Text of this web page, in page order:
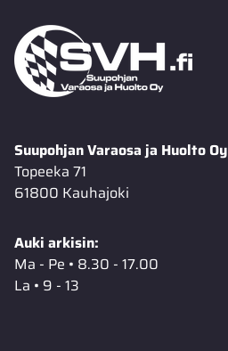
Suupohjan Varaosa ja Huolto Oy
Topeeka 71
61800 Kauhajoki
Auki arkisin:
Ma - Pe • 8.30 - 17.00
La • 9 - 13